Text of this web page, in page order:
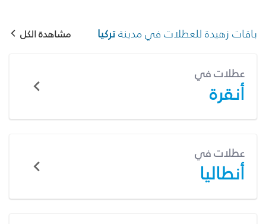
باقات زهيدة للعطلات في مدينةتركيا مشاهدة الكل
عطلات في
أنقرة
عطلات في
أنطاليا